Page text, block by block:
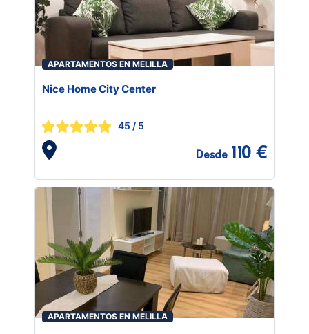
APARTAMENTOS EN MELILLA
Nice Home City Center
45 / 5
Desde 110 €
APARTAMENTOS EN MELILLA